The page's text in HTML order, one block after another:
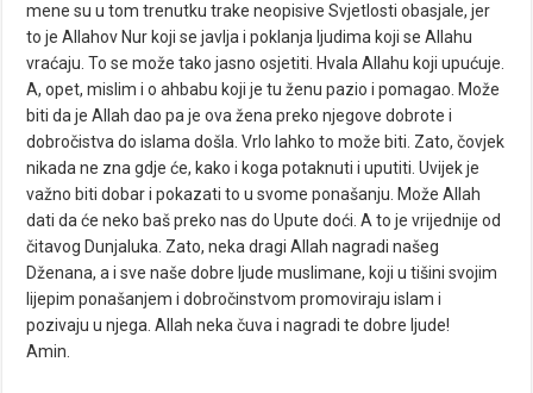
mene su u tom trenutku trake neopisive Svjetlosti obasjale, jer
to je Allahov Nur koji se javlja i poklanja ljudima koji se Allahu
vraćaju. To se može tako jasno osjetiti. Hvala Allahu koji upućuje.
A, opet, mislim i o ahbabu koji je tu ženu pazio i pomagao. Može
biti da je Allah dao pa je ova žena preko njegove dobrote i
dobročistva do islama došla. Vrlo lahko to može biti. Zato, čovjek
nikada ne zna gdje će, kako i koga potaknuti i uputiti. Uvijek je
važno biti dobar i pokazati to u svome ponašanju. Može Allah
dati da će neko baš preko nas do Upute doći. A to je vrijednije od
čitavog Dunjaluka. Zato, neka dragi Allah nagradi našeg
Dženana, a i sve naše dobre ljude muslimane, koji u tišini svojim
lijepim ponašanjem i dobročinstvom promoviraju islam i
pozivaju u njega. Allah neka čuva i nagradi te dobre ljude!
Amin.